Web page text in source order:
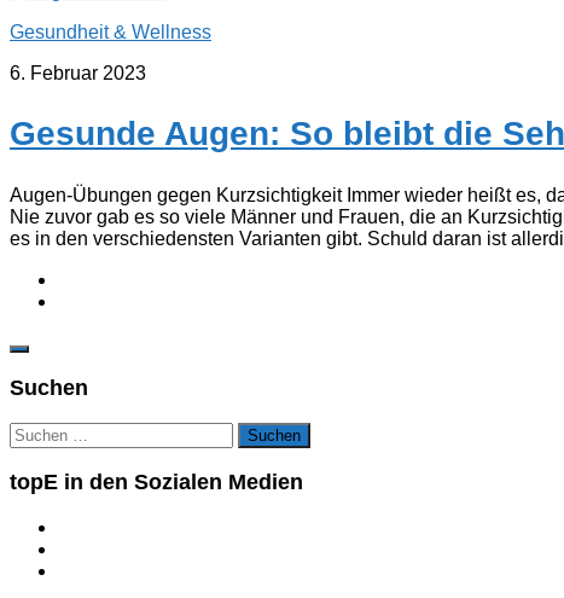
Gesundheit & Wellness
6. Februar 2023
Gesunde Augen: So bleibt die
Augen-Übungen gegen Kurzsichtigkeit Immer wieder heißt es,
Nie zuvor gab es so viele Männer und Frauen, die an
es in den verschiedensten Varianten gibt. Schuld daran ist
Suchen
Suchen
nach:
topE in den Sozialen Medien